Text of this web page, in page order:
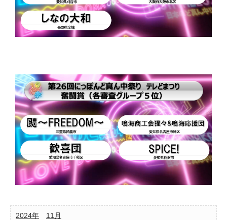
2024年
11月